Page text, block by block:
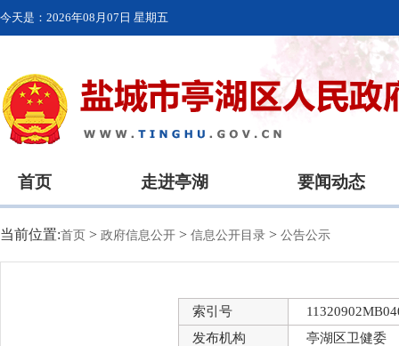
今天是： 2026年08月07日 星期五
首页 走进亭湖 要闻动态
当前位置:首页 > 政府信息公开 > 信息公开目录 > 公告公示
索引号
发布机构
亭湖区卫健委